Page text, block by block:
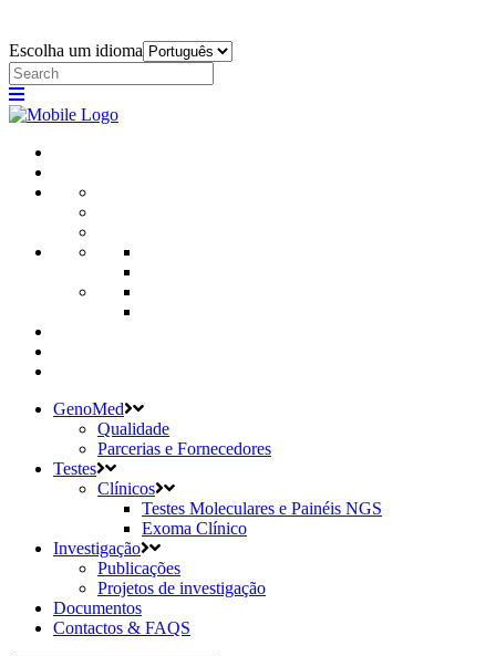
Escolha um idioma
GenoMed
Qualidade
Parcerias e Fornecedores
Testes
Clínicos
Testes Moleculares e Painéis NGS
Exoma Clínico
Investigação
Publicações
Projetos de investigação
Documentos
Contactos & FAQS